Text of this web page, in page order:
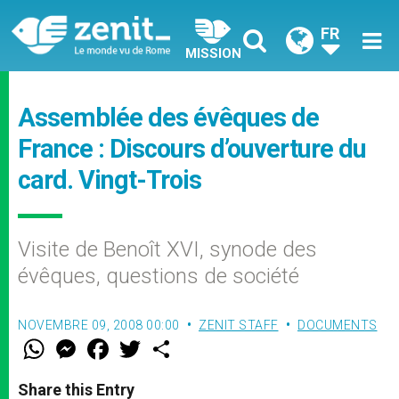
MISSION
FR
Assemblée des évêques de
France : Discours d’ouverture du
card. Vingt-Trois
Visite de Benoît XVI, synode des
évêques, questions de société
NOVEMBRE 09, 2008 00:00 ZENIT STAFF DOCUMENTS
W
t
M
e
s
F
a
e
w
Share this Entry